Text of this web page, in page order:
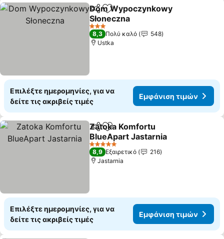
Κοινοποίηση
Προσθήκη στα αγαπημένα
Dom Wypoczynkowy
Słoneczna
3 Αστέρια
8,3 Πολύ καλό
548
Ustka
Επιλέξτε ημερομηνίες, για να
δείτε τις ακριβείς τιμές
Εμφάνιση τιμών
Κοινοποίηση
Προσθήκη στα αγαπημένα
Zatoka Komfortu
BlueApart Jastarnia
5 Αστέρια
8,9 Εξαιρετικό
216
Jastarnia
Επιλέξτε ημερομηνίες, για να
δείτε τις ακριβείς τιμές
Εμφάνιση τιμών